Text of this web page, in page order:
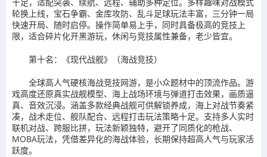
轮换上线，宝石争霸、金库攻防、乱斗足球玩法丰富，三分钟一局
快速开局、随时启停。操作简单易上手，同时具备极高的竞技上
限，适合碎片化开黑游玩，休闲与竞技属性兼备，老少皆宜。
第十名：《现代战舰》（海战竞技）
全球高人气硬核海战竞技网游，是小众题材中的顶流作品。游
戏高度还原真实战舰模型、海上战场环境与弹道打击效果，画质逼
真、音效沉浸。涵盖多款经典战舰可供解锁养成，海上对战节奏紧
凑，战术走位、舰队配合、远程打击玩法策略十足。支持多人实时
联机对战、跨服比拼，玩法新颖独特，避开了同质化的枪战、
MOBA玩法，凭借差异化的海战体验，长期保持超高人气与玩家活
跃度。